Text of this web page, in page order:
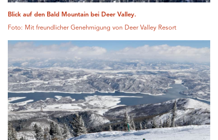
Blick auf den Bald Mountain bei Deer Valley.
Foto: Mit freundlicher Genehmigung von Deer Valley Resort